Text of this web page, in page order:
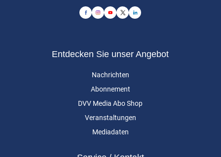
Entdecken Sie unser Angebot
Nachrichten
Abonnement
DVV Media Abo Shop
Veranstaltungen
Mediadaten